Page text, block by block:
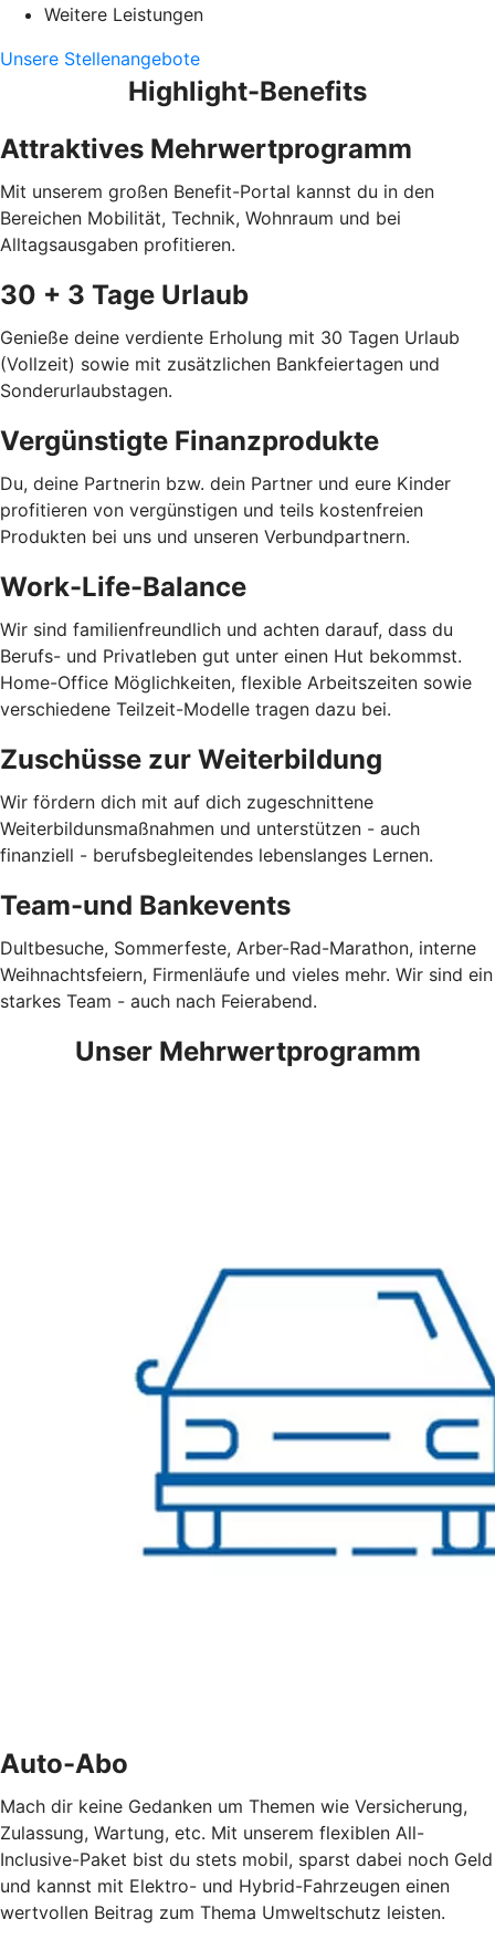
Weitere Leistungen
Unsere Stellenangebote
Highlight-Benefits
Attraktives Mehrwertprogramm
Mit unserem großen Benefit-Portal kannst du in den
Bereichen Mobilität, Technik, Wohnraum und bei
Alltagsausgaben profitieren.
30 + 3 Tage Urlaub
Genieße deine verdiente Erholung mit 30 Tagen Urlaub
(Vollzeit) sowie mit zusätzlichen Bankfeiertagen und
Sonderurlaubstagen.
Vergünstigte Finanzprodukte
Du, deine Partnerin bzw. dein Partner und eure Kinder
profitieren von vergünstigen und teils kostenfreien
Produkten bei uns und unseren Verbundpartnern.
Work-Life-Balance
Wir sind familienfreundlich und achten darauf, dass du
Berufs- und Privatleben gut unter einen Hut bekommst.
Home-Office Möglichkeiten, flexible Arbeitszeiten sowie
verschiedene Teilzeit-Modelle tragen dazu bei.
Zuschüsse zur Weiterbildung
Wir fördern dich mit auf dich zugeschnittene
Weiterbildunsmaßnahmen und unterstützen - auch
finanziell - berufsbegleitendes lebenslanges Lernen.
Team-und Bankevents
Dultbesuche, Sommerfeste, Arber-Rad-Marathon, interne
Weihnachtsfeiern, Firmenläufe und vieles mehr. Wir sind ein
starkes Team - auch nach Feierabend.
Unser Mehrwertprogramm
Auto-Abo
Mach dir keine Gedanken um Themen wie Versicherung,
Zulassung, Wartung, etc. Mit unserem flexiblen All-
Inclusive-Paket bist du stets mobil, sparst dabei noch Geld
und kannst mit Elektro- und Hybrid-Fahrzeugen einen
wertvollen Beitrag zum Thema Umweltschutz leisten.